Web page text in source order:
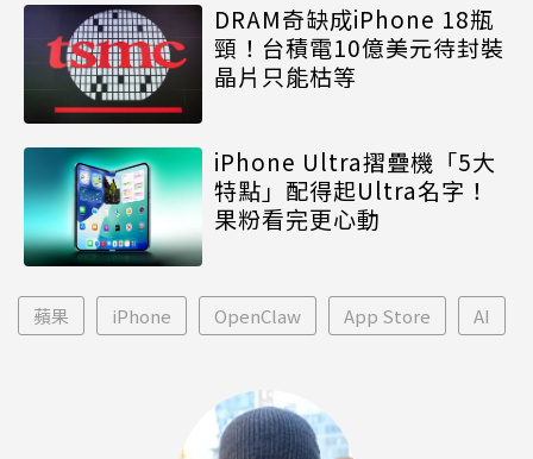
DRAM奇缺成iPhone 18瓶
頸！台積電10億美元待封裝
晶片只能枯等
iPhone Ultra摺疊機「5大
特點」配得起Ultra名字！
果粉看完更心動
蘋果 iPhone OpenClaw App Store AI